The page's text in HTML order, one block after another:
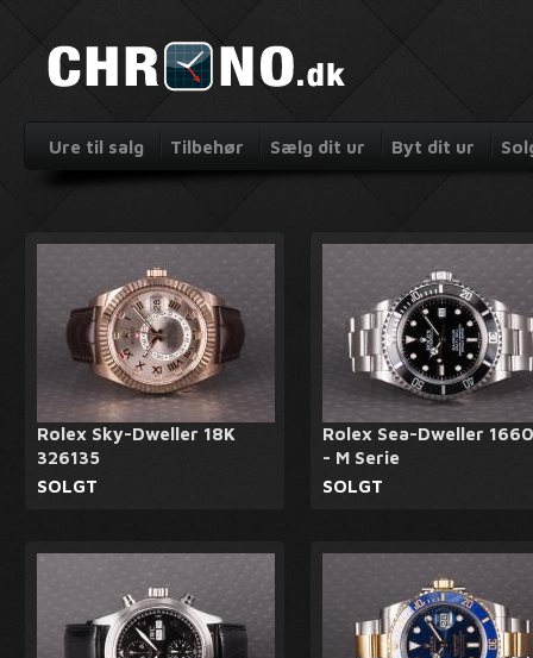
Ure til salg Tilbehør Sælg dit ur Byt dit ur
Rolex Sky-Dweller 18K
326135
SOLGT
Rolex Sea-Dweller
- M Serie
SOLGT